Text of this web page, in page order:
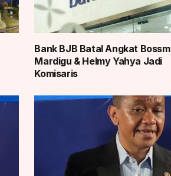
Bank BJB Batal Angkat
Mardigu & Helmy Yahya Jadi
Komisaris